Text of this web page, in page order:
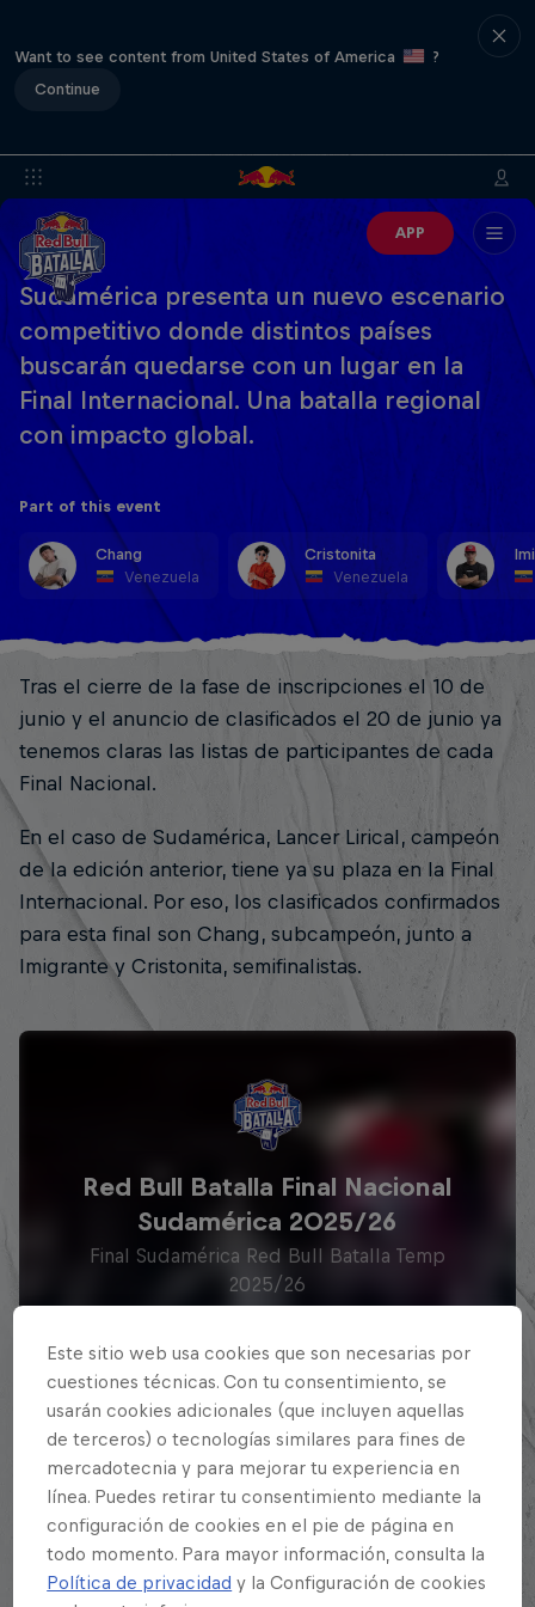
Want to see content from United States of America
?
Continue
APP
Sudamérica presenta un nuevo escenario
competitivo donde distintos países
buscarán quedarse con un lugar en la
Final Internacional. Una batalla regional
con impacto global.
Part of this event
Chang
Venezuela
Cristonita
Venezuela
Tras el cierre de la fase de inscripciones el 10 de
junio y el anuncio de clasificados el 20 de junio ya
tenemos claras las listas de participantes de cada
Final Nacional.
En el caso de Sudamérica, Lancer Lirical, campeón
de la edición anterior, tiene ya su plaza en la Final
Internacional. Por eso, los clasificados confirmados
para esta final son Chang, subcampeón, junto a
Imigrante y Cristonita, semifinalistas.
Red Bull Batalla Final Nacional
Sudamérica 2025/26
Final Sudamérica Red Bull Batalla Temp
2025/26
Go to Event
Lancer Lirical
Campeón
2 Chang
Subcampeón
Este sitio web usa cookies que son necesarias por
cuestiones técnicas. Con tu consentimiento, se
usarán cookies adicionales (que incluyen aquellas
de terceros) o tecnologías similares para fines de
mercadotecnia y para mejorar tu experiencia en
línea. Puedes retirar tu consentimiento mediante la
configuración de cookies en el pie de página en
todo momento. Para mayor información, consulta la
Política de privacidad y la Configuración de cookies